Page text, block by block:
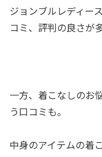
ジョンブルレディー
コミ、評判の良さが
一方、着こなしのお
う口コミも。
中身のアイテムの着